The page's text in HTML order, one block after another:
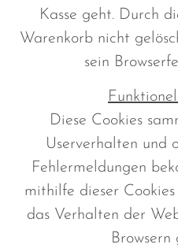
Kasse geht. Durch
Warenkorb nicht
sein
Diese Cookies
Userverhalten und
Fehlermeldungen
mithilfe dieser
das Verhalten der
Browsern